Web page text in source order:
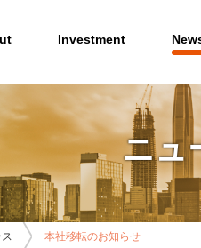
Investment
ニュ
本社移転のお知らせ